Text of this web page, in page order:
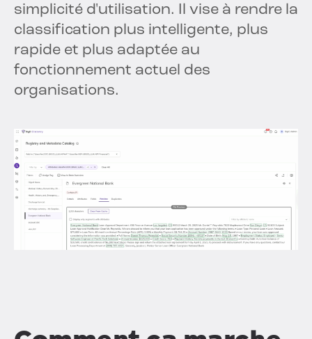
simplicité d'utilisation. Il vise à rendre la
classification plus intelligente, plus
rapide et plus adaptée au
fonctionnement actuel des
organisations.